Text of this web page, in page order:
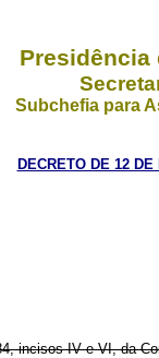
Presidência
Subchefia para
DECRETO DE 12
incisos IV e VI, da